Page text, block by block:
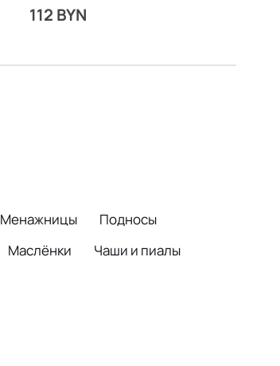
112 BYN
Менажницы
Подносы
Маслёнки
Чаши и пиалы